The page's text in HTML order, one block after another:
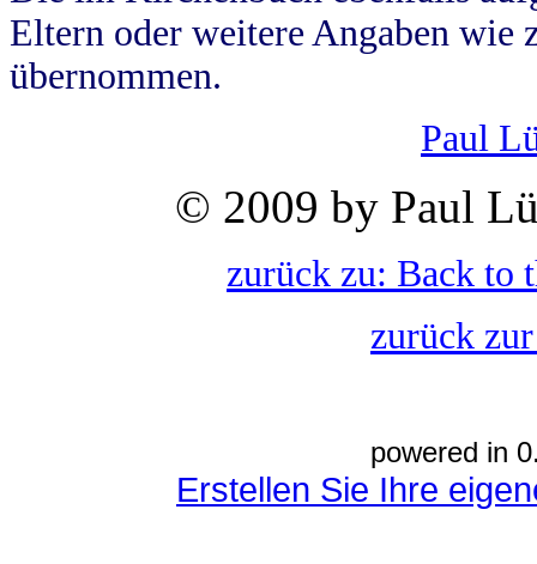
Eltern oder weitere Angaben wie
übernommen.
Paul
© 2009 by Paul
zurück zu: Back to
zurück
powered in
Erstellen Sie Ihre